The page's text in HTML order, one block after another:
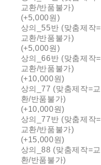
교환/반품불가)
(+5,000원)
상의_55반 (맞춤제작=
교환/반품불가)
(+5,000원)
상의_66반 (맞춤제작=
교환/반품불가)
(+10,000원)
상의_77 (맞춤제작=교
환/반품불가)
(+10,000원)
상의_77반 (맞춤제작=
교환/반품불가)
(+15,000원)
상의_88 (맞춤제작=교
환/반품불가)